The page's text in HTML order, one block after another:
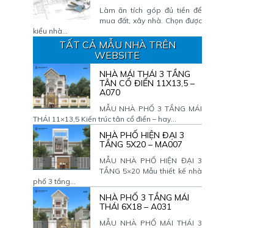
Làm ăn tích góp đủ tiền để
mua đất, xây nhà. Chọn được
kiểu nhà...
TẤT CẢ MẪU NHÀ TRÊN
WEBSITE
NHÀ MÁI THÁI 3 TẦNG
TÂN CỔ ĐIỂN 11X13,5 –
A070
MẪU NHÀ PHỐ 3 TẦNG MÁI
THÁI 11×13,5 Kiến trúc tân cổ điển – hay...
NHÀ PHỐ HIỆN ĐẠI 3
TẦNG 5X20 – MA007
MẪU NHÀ PHỐ HIỆN ĐẠI 3
TẦNG 5×20 Mẫu thiết kế nhà
phố 3 tầng...
NHÀ PHỐ 3 TẦNG MÁI
THÁI 6X18 – A031
MẪU NHÀ PHỐ MÁI THÁI 3